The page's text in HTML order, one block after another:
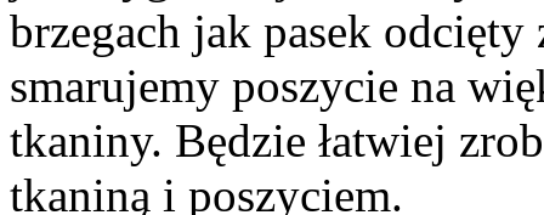
brzegach jak pasek
smarujemy poszycie na
tkaniny. Będzie łatwiej
tkaniną i poszyciem.